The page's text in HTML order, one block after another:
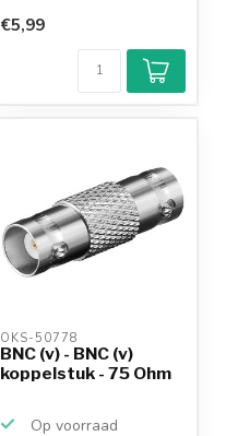
€5,99
OKS-50778
BNC (v) - BNC (v)
koppelstuk - 75 Ohm
Op voorraad